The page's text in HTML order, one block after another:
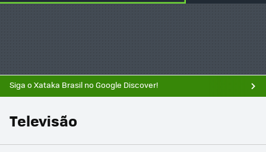
Siga o Xataka Brasil no Google Discover!
Televisão